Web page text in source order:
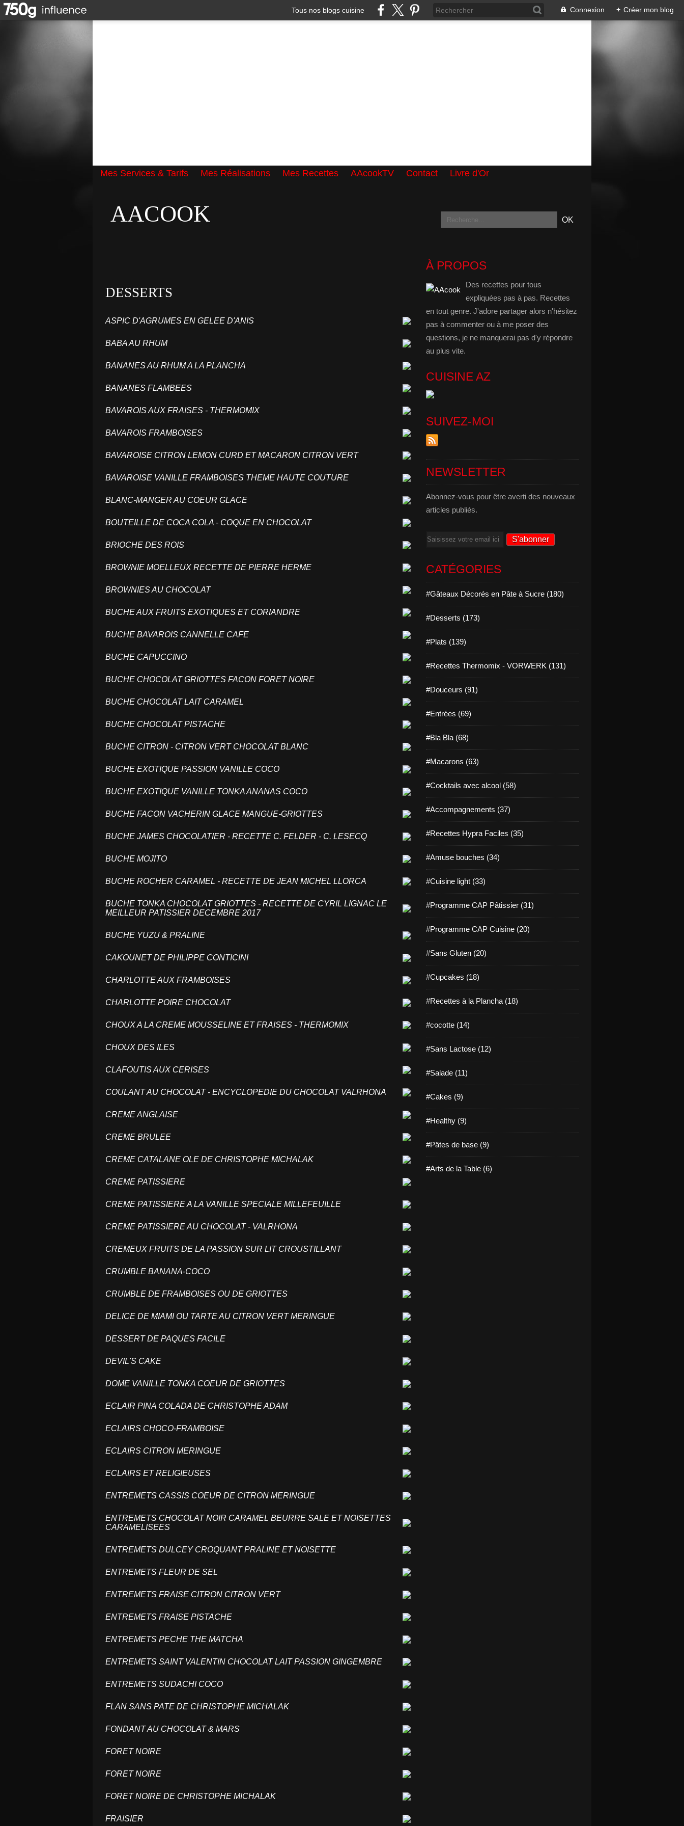
Tous nos blogs cuisine Connexion + Créer mon blog
Mes Services & Tarifs Mes Réalisations Mes Recettes AAcookTV Contact
Livre d'Or
AACOOK
DESSERTS
ASPIC D'AGRUMES EN GELEE D'ANIS
BABA AU RHUM
BANANES AU RHUM A LA PLANCHA
BANANES FLAMBEES
BAVAROIS AUX FRAISES - THERMOMIX
BAVAROIS FRAMBOISES
BAVAROISE CITRON LEMON CURD ET MACARON CITRON VERT
BAVAROISE VANILLE FRAMBOISES THEME HAUTE COUTURE
BLANC-MANGER AU COEUR GLACE
BOUTEILLE DE COCA COLA - COQUE EN CHOCOLAT
BRIOCHE DES ROIS
BROWNIE MOELLEUX RECETTE DE PIERRE HERME
BROWNIES AU CHOCOLAT
BUCHE AUX FRUITS EXOTIQUES ET CORIANDRE
BUCHE BAVAROIS CANNELLE CAFE
BUCHE CAPUCCINO
BUCHE CHOCOLAT GRIOTTES FACON FORET NOIRE
BUCHE CHOCOLAT LAIT CARAMEL
BUCHE CHOCOLAT PISTACHE
BUCHE CITRON - CITRON VERT CHOCOLAT BLANC
BUCHE EXOTIQUE PASSION VANILLE COCO
BUCHE EXOTIQUE VANILLE TONKA ANANAS COCO
BUCHE FACON VACHERIN GLACE MANGUE-GRIOTTES
BUCHE JAMES CHOCOLATIER - RECETTE C. FELDER - C. LESECQ
BUCHE MOJITO
BUCHE ROCHER CARAMEL - RECETTE DE JEAN MICHEL LLORCA
BUCHE TONKA CHOCOLAT GRIOTTES - RECETTE DE CYRIL LIGNAC LE
MEILLEUR PATISSIER DECEMBRE 2017
BUCHE YUZU & PRALINE
CAKOUNET DE PHILIPPE CONTICINI
CHARLOTTE AUX FRAMBOISES
CHARLOTTE POIRE CHOCOLAT
CHOUX A LA CREME MOUSSELINE ET FRAISES - THERMOMIX
CHOUX DES ILES
CLAFOUTIS AUX CERISES
COULANT AU CHOCOLAT - ENCYCLOPEDIE DU CHOCOLAT VALRHONA
CREME ANGLAISE
CREME BRULEE
CREME CATALANE OLE DE CHRISTOPHE MICHALAK
CREME PATISSIERE
CREME PATISSIERE A LA VANILLE SPECIALE MILLEFEUILLE
CREME PATISSIERE AU CHOCOLAT - VALRHONA
CREMEUX FRUITS DE LA PASSION SUR LIT CROUSTILLANT
CRUMBLE BANANA-COCO
CRUMBLE DE FRAMBOISES OU DE GRIOTTES
DELICE DE MIAMI OU TARTE AU CITRON VERT MERINGUE
DESSERT DE PAQUES FACILE
DEVIL'S CAKE
DOME VANILLE TONKA COEUR DE GRIOTTES
ECLAIR PINA COLADA DE CHRISTOPHE ADAM
ECLAIRS CHOCO-FRAMBOISE
ECLAIRS CITRON MERINGUE
ECLAIRS ET RELIGIEUSES
ENTREMETS CASSIS COEUR DE CITRON MERINGUE
ENTREMETS CHOCOLAT NOIR CARAMEL BEURRE SALE ET NOISETTES
CARAMELISEES
ENTREMETS DULCEY CROQUANT PRALINE ET NOISETTE
ENTREMETS FLEUR DE SEL
ENTREMETS FRAISE CITRON CITRON VERT
ENTREMETS FRAISE PISTACHE
ENTREMETS PECHE THE MATCHA
ENTREMETS SAINT VALENTIN CHOCOLAT LAIT PASSION GINGEMBRE
ENTREMETS SUDACHI COCO
FLAN SANS PATE DE CHRISTOPHE MICHALAK
FONDANT AU CHOCOLAT & MARS
FORET NOIRE
FORET NOIRE
FORET NOIRE DE CHRISTOPHE MICHALAK
FRAISIER
À PROPOS
Des recettes pour tous
expliquées pas à pas. Recettes
en tout genre. J'adore partager alors n'hésitez
pas à commenter ou à me poser des
questions, je ne manquerai pas d'y répondre
au plus vite.
CUISINE AZ
SUIVEZ-MOI
NEWSLETTER
Abonnez-vous pour être averti des nouveaux
articles publiés.
Email
CATÉGORIES
#Gâteaux Décorés en Pâte à Sucre (180)
#Desserts (173)
#Plats (139)
#Recettes Thermomix - VORWERK (131)
#Douceurs (91)
#Entrées (69)
#Bla Bla (68)
#Macarons (63)
#Cocktails avec alcool (58)
#Accompagnements (37)
#Recettes Hypra Faciles (35)
#Amuse bouches (34)
#Cuisine light (33)
#Programme CAP Pâtissier (31)
#Programme CAP Cuisine (20)
#Sans Gluten (20)
#Cupcakes (18)
#Recettes à la Plancha (18)
#cocotte (14)
#Sans Lactose (12)
#Salade (11)
#Cakes (9)
#Healthy (9)
#Pâtes de base (9)
#Arts de la Table (6)